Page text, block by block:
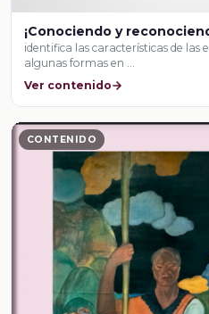
¡Conociendo y
identifica las características de las
algunas formas en …
Ver contenido
CONTENIDO